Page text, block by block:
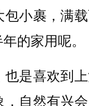
小裹，满
的家用呢。
是喜欢到上
自然有兴